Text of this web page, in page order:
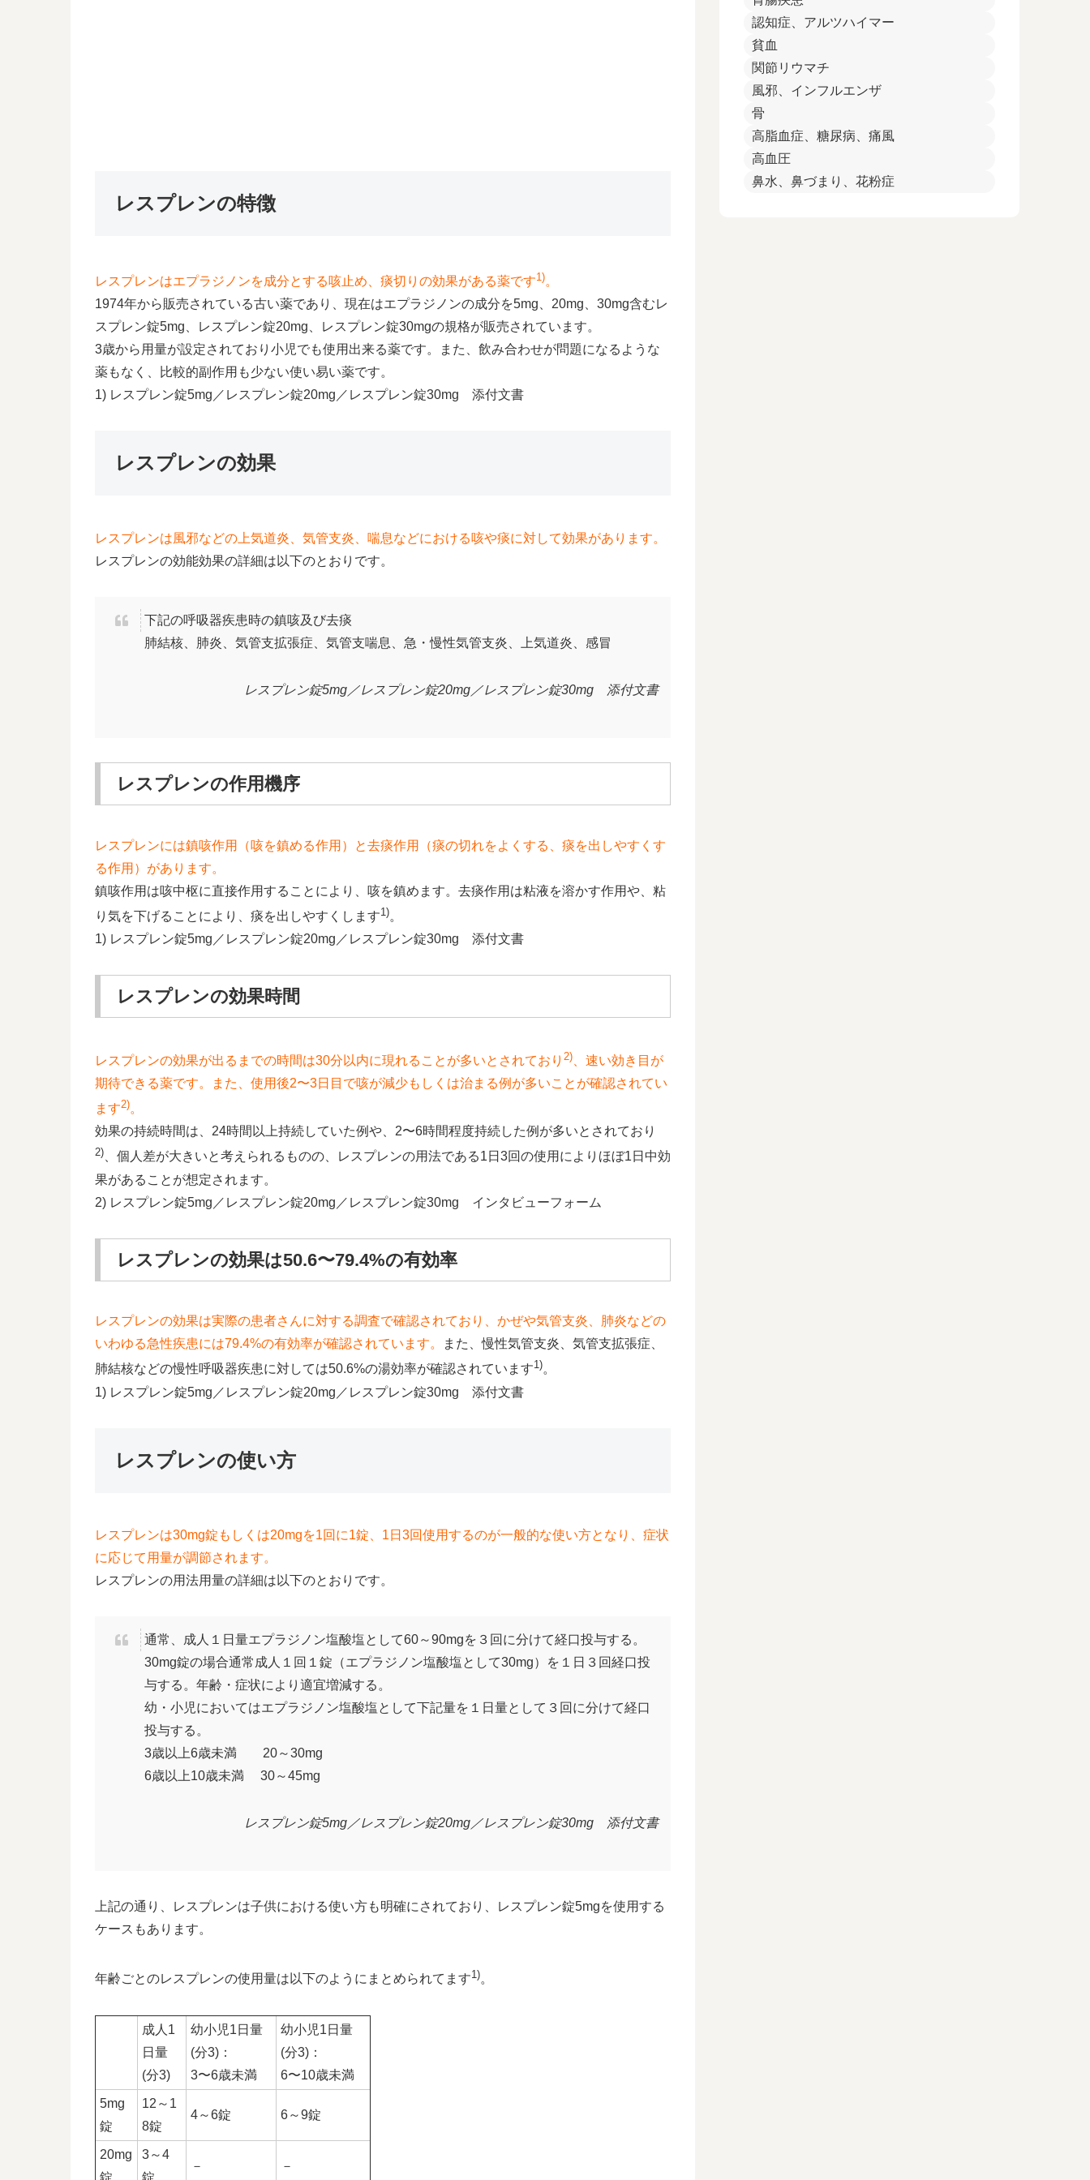
レスプレンの特徴
レスプレンはエプラジノンを成分とする咳止め、痰切りの効果がある薬です1)。
1974年から販売されている古い薬であり、現在はエプラジノンの成分を5mg、20mg、30mg含むレ
スプレン錠5mg、レスプレン錠20mg、レスプレン錠30mgの規格が販売されています。
3歳から用量が設定されており小児でも使用出来る薬です。また、飲み合わせが問題になるような
薬もなく、比較的副作用も少ない使い易い薬です。
1) レスプレン錠5mg／レスプレン錠20mg／レスプレン錠30mg 添付文書
レスプレンの効果
レスプレンは風邪などの上気道炎、気管支炎、喘息などにおける咳や痰に対して効果があります。
レスプレンの効能効果の詳細は以下のとおりです。
下記の呼吸器疾患時の鎮咳及び去痰
肺結核、肺炎、気管支拡張症、気管支喘息、急・慢性気管支炎、上気道炎、感冒
レスプレン錠5mg／レスプレン錠20mg／レスプレン錠30mg 添付文書
レスプレンの作用機序
レスプレンには鎮咳作用（咳を鎮める作用）と去痰作用（痰の切れをよくする、痰を出しやすくす
る作用）があります。
鎮咳作用は咳中枢に直接作用することにより、咳を鎮めます。去痰作用は粘液を溶かす作用や、粘
り気を下げることにより、痰を出しやすくします1)。
1) レスプレン錠5mg／レスプレン錠20mg／レスプレン錠30mg 添付文書
レスプレンの効果時間
レスプレンの効果が出るまでの時間は30分以内に現れることが多いとされており 2) 、速い効き目が
期待できる薬です。また、使用後2〜3日目で咳が減少もしくは治まる例が多いことが確認されてい
ます2)。
効果の持続時間は、24時間以上持続していた例や、2〜6時間程度持続した例が多いとされており
2)、個人差が大きいと考えられるものの、レスプレンの用法である1日3回の使用によりほぼ1日中効
果があることが想定されます。
2) レスプレン錠5mg／レスプレン錠20mg／レスプレン錠30mg インタビューフォーム
レスプレンの効果は50.6〜79.4%の有効率
レスプレンの効果は実際の患者さんに対する調査で確認されており、かぜや気管支炎、肺炎などの
いわゆる急性疾患には79.4%の有効率が確認されています。
また、慢性気管支炎、気管支拡張症、
肺結核などの慢性呼吸器疾患に対しては50.6%の湯効率が確認されています1)。
1) レスプレン錠5mg／レスプレン錠20mg／レスプレン錠30mg 添付文書
レスプレンの使い方
レスプレンは30mg錠もしくは20mgを1回に1錠、1日3回使用するのが一般的な使い方となり、症状
に応じて用量が調節されます。
レスプレンの用法用量の詳細は以下のとおりです。
通常、成人１日量エプラジノン塩酸塩として60～90mgを３回に分けて経口投与する。
30mg錠の場合通常成人１回１錠（エプラジノン塩酸塩として30mg）を１日３回経口投
与する。年齢・症状により適宜増減する。
幼・小児においてはエプラジノン塩酸塩として下記量を１日量として３回に分けて経口
投与する。
3歳以上6歳未満 20～30mg
6歳以上10歳未満 30～45mg
レスプレン錠5mg／レスプレン錠20mg／レスプレン錠30mg 添付文書
上記の通り、レスプレンは子供における使い方も明確にされており、レスプレン錠5mgを使用する
ケースもあります。
年齢ごとのレスプレンの使用量は以下のようにまとめられてます1)。
成人1
日量
(分3)
幼小児1日量
(分3)：
3〜6歳未満
幼小児1日量
(分3)：
6〜10歳未満
5mg
錠
12～1
8錠
4～6錠 6～9錠
20mg
錠
3～4
錠
－ －
認知症、アルツハイマー
貧血
関節リウマチ
風邪、インフルエンザ
骨
高脂血症、糖尿病、痛風
高血圧
鼻水、鼻づまり、花粉症